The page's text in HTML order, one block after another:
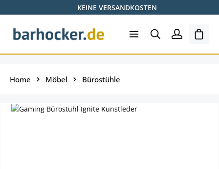
Zum Hauptinhalt springenKEINE VERSANDKOSTEN
Home Möbel Bürostühle